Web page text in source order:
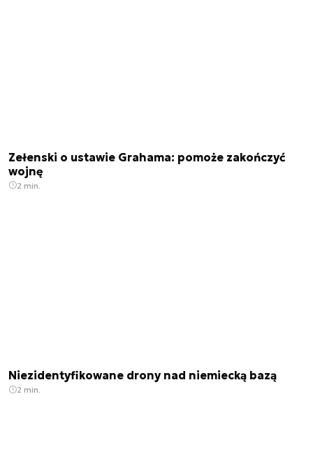
Zełenski o ustawie Grahama: pomoże zakończyć
wojnę
2 min.
Niezidentyfikowane drony nad niemiecką bazą
2 min.